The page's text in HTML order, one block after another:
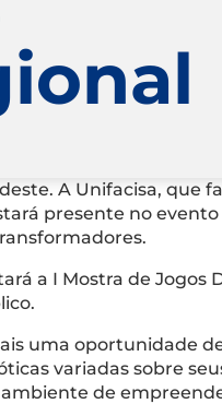
A Unifacisa, que
presente no
a I Mostra de Jogos
uma oportunidade
variadas sobre
ambiente de